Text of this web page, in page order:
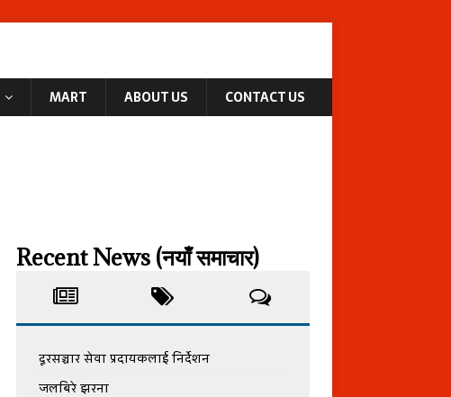
MART ABOUT US CONTACT US
Recent News (नयाँ समाचार)
दूरसञ्चार सेवा प्रदायकलाई निर्देशन
जलबिरे झरना